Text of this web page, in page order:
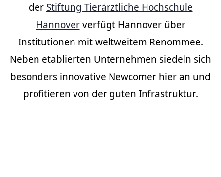
der Stiftung Tierärztliche Hochschule
Hannoververfügt Hannover über
Institutionen mit weltweitem Renommee.
Neben etablierten Unternehmen siedeln sich
besonders innovative Newcomer hier an und
profitieren von der guten Infrastruktur.